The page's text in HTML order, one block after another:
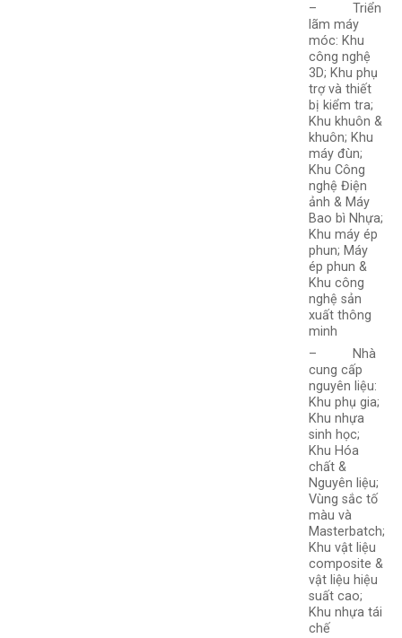
– Triển
lãm máy
móc: Khu
công nghệ
3D; Khu phụ
trợ và thiết
bị kiểm tra;
Khu khuôn &
khuôn; Khu
máy đùn;
Khu Công
nghệ Điện
ảnh & Máy
Bao bì Nhựa;
Khu máy ép
phun; Máy
ép phun &
Khu công
nghệ sản
xuất thông
minh
– Nhà
cung cấp
nguyên liệu:
Khu phụ gia;
Khu nhựa
sinh học;
Khu Hóa
chất &
Nguyên liệu;
Vùng sắc tố
màu và
Masterbatch;
Khu vật liệu
composite &
vật liệu hiệu
suất cao;
Khu nhựa tái
chế